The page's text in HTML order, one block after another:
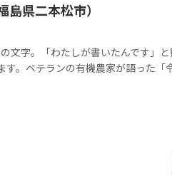
島県二本松市）
文字。「わたしが書いたんです」
。ベテランの有機農家が語った「